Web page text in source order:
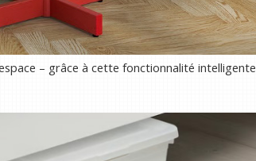
– grâce à cette fonctionnalité intelligente